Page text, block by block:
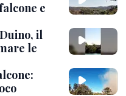
e
il
le